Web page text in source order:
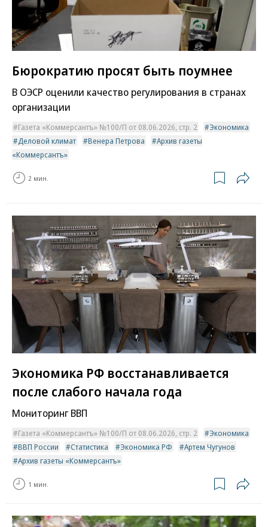
Бюрократию просят быть поумнее
В ОЭСР оценили качество регулирования в странах
организации
Газета «Коммерсантъ» №100/П от 08.06.2026, стр. 2
Экономика
Деловой климат
Венера Петрова
Архив газеты
«Коммерсантъ»
2 мин.
Экономика РФ восстанавливается
после слабого начала года
Мониторинг ВВП
Газета «Коммерсантъ» №100/П от 08.06.2026, стр. 2
Экономика
ВВП России
Статистика Экономика РФ
Артем Чугунов
Архив газеты «Коммерсантъ»
1 мин.